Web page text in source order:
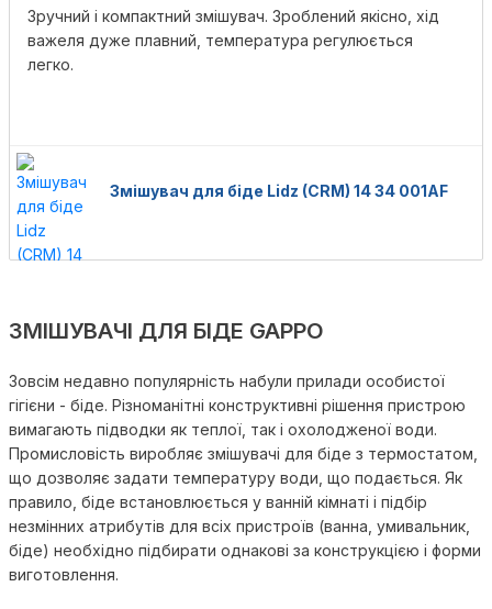
Зручний і компактний змішувач. Зроблений якісно, хід
важеля дуже плавний, температура регулюється
легко.
Змішувач для біде Lidz (CRM) 14 34 001AF
ЗМІШУВАЧІ ДЛЯ БІДЕ GAPPO
Зовсім недавно популярність набули прилади особистої
гігієни - біде. Різноманітні конструктивні рішення пристрою
вимагають підводки як теплої, так і охолодженої води.
Промисловість виробляє змішувачі для біде з термостатом,
що дозволяє задати температуру води, що подається. Як
правило, біде встановлюється у ванній кімнаті і підбір
незмінних атрибутів для всіх пристроїв (ванна, умивальник,
біде) необхідно підбирати однакові за конструкцією і форми
виготовлення.